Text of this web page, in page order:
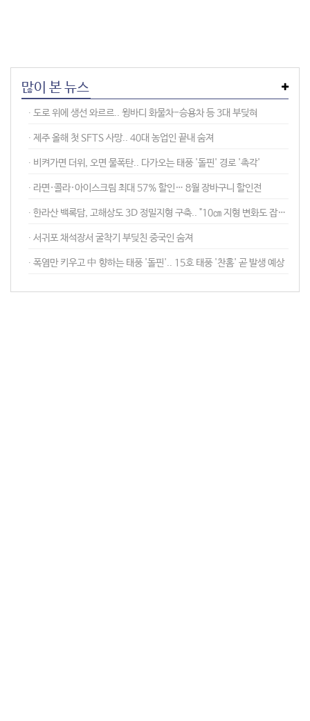
많이 본 뉴스
∙ 도로 위에 생선 와르르.. 윙바디 화물차-승용차 등 3대 부딪혀
∙ 제주 올해 첫 SFTS 사망.. 40대 농업인 끝내 숨져
∙ 비켜가면 더위, 오면 물폭탄.. 다가오는 태풍 '돌핀' 경로 '촉각'
∙ 라면·콜라·아이스크림 최대 57% 할인… 8월 장바구니 할인전
∙ 한라산 백록담, 고해상도 3D 정밀지형 구축.. "10㎝ 지형 변화도 잡아낸다"
∙ 서귀포 채석장서 굴착기 부딪친 중국인 숨져
∙ 폭염만 키우고 中 향하는 태풍 '돌핀'.. 15호 태풍 '찬홈' 곧 발생 예상